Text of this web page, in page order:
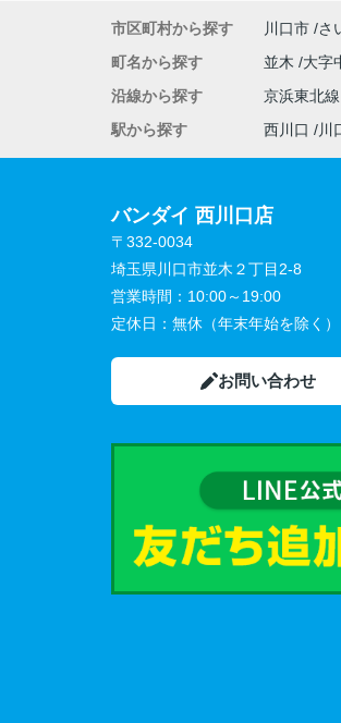
市区町村から探す 川口市 さ
町名から探す
並木 大字
沿線から探す
京浜東北線
駅から探す
西川口 川
バンダイ 西川口店
〒332-0034
埼玉県川口市並木２丁目2-8
営業時間： 10:00～19:00
定休日： 無休（年末年始を除く）
お問い合わせ